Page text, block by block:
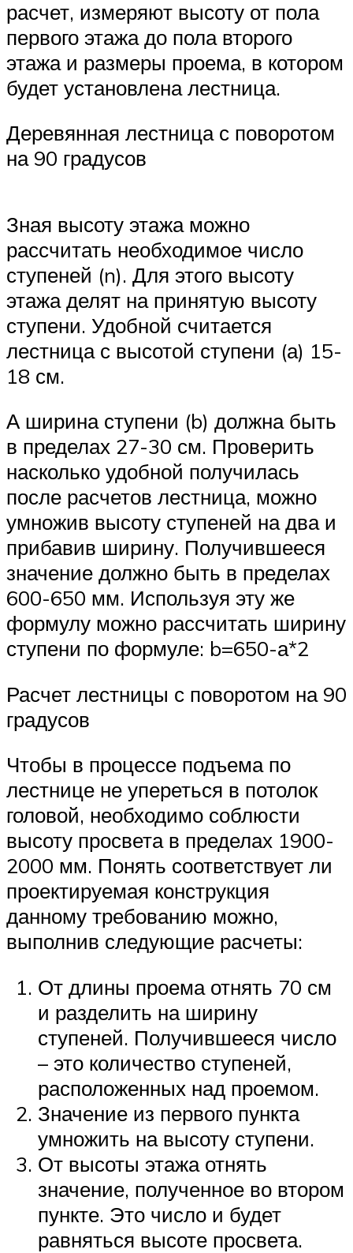
расчет, измеряют высоту от пола
первого этажа до пола второго
этажа и размеры проема, в котором
будет установлена лестница.
Деревянная лестница с поворотом
на 90 градусов
Зная высоту этажа можно
рассчитать необходимое число
ступеней (n). Для этого высоту
этажа делят на принятую высоту
ступени. Удобной считается
лестница с высотой ступени (а) 15-
18 см.
А ширина ступени (b) должна быть
в пределах 27-30 см. Проверить
насколько удобной получилась
после расчетов лестница, можно
умножив высоту ступеней на два и
прибавив ширину. Получившееся
значение должно быть в пределах
600-650 мм. Используя эту же
формулу можно рассчитать ширину
ступени по формуле: b=650-а*2
Расчет лестницы с поворотом на 90
градусов
Чтобы в процессе подъема по
лестнице не упереться в потолок
головой, необходимо соблюсти
высоту просвета в пределах 1900-
2000 мм. Понять соответствует ли
проектируемая конструкция
данному требованию можно,
выполнив следующие расчеты:
От длины проема отнять 70 см
и разделить на ширину
ступеней. Получившееся число
– это количество ступеней,
расположенных над проемом.
Значение из первого пункта
умножить на высоту ступени.
От высоты этажа отнять
значение, полученное во втором
пункте. Это число и будет
равняться высоте просвета.